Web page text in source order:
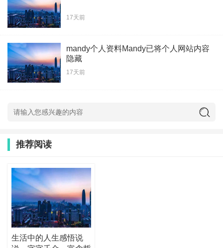
17天前
mandy个人资料Mandy已将个人网站内容
隐藏
17天前
推荐阅读
生活中的人生感悟说